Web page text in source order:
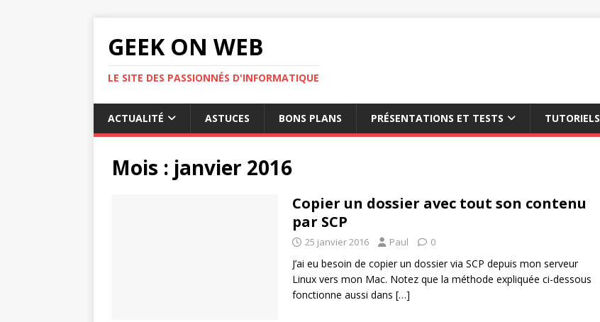
GEEK ON WEB
LE SITE DES PASSIONNÉS D'INFORMATIQUE
ACTUALITÉ ASTUCES BONS PLANS PRÉSENTATIONS ET TESTS TUTORIELS
Mois : janvier 2016
Copier un dossier avec tout son contenu
par SCP
25 janvier 2016 Paul 0
J’ai eu besoin de copier un dossier via SCP depuis mon serveur
Linux vers mon Mac. Notez que la méthode expliquée ci-dessous
fonctionne aussi dans […]